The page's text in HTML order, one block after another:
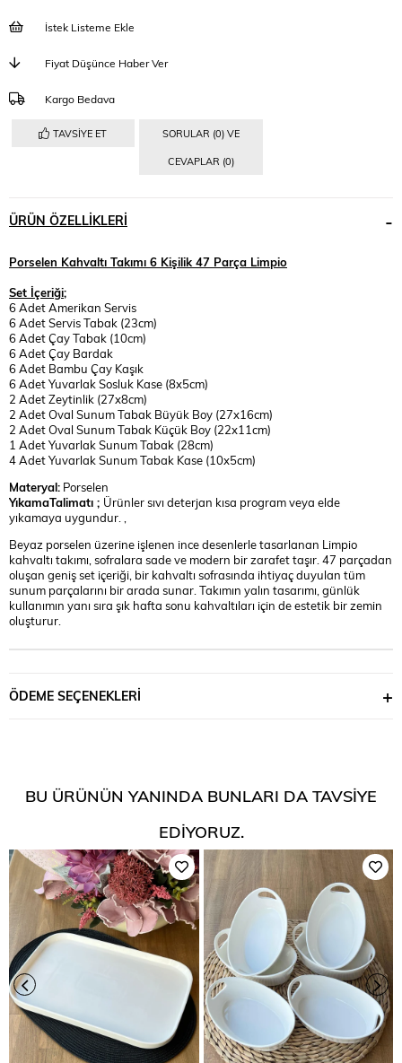
İstek Listeme Ekle
Fiyat Düşünce Haber Ver
Kargo Bedava
TAVSIYE ET SORULAR (0) VE
CEVAPLAR (0)
ÜRÜN ÖZELLIKLERI
Porselen Kahvaltı Takımı 6 Kişilik 47 Parça Limpio
Set İçeriği;
6 Adet Amerikan Servis
6 Adet Servis Tabak (23cm)
6 Adet Çay Tabak (10cm)
6 Adet Çay Bardak
6 Adet Bambu Çay Kaşık
6 Adet Yuvarlak Sosluk Kase (8x5cm)
2 Adet Zeytinlik (27x8cm)
2 Adet Oval Sunum Tabak Büyük Boy (27x16cm)
2 Adet Oval Sunum Tabak Küçük Boy (22x11cm)
1 Adet Yuvarlak Sunum Tabak (28cm)
4 Adet Yuvarlak Sunum Tabak Kase (10x5cm)
Materyal: Porselen
YıkamaTalimatı ; Ürünler sıvı deterjan kısa program veya elde
yıkamaya uygundur. ,
Beyaz porselen üzerine işlenen ince desenlerle tasarlanan Limpio
kahvaltı takımı, sofralara sade ve modern bir zarafet taşır. 47 parçadan
oluşan geniş set içeriği, bir kahvaltı sofrasında ihtiyaç duyulan tüm
sunum parçalarını bir arada sunar. Takımın yalın tasarımı, günlük
kullanımın yanı sıra şık hafta sonu kahvaltıları için de estetik bir zemin
oluşturur.
ÖDEME SEÇENEKLERI
BU ÜRÜNÜN YANINDA BUNLARI DA TAVSIYE
EDIYORUZ.